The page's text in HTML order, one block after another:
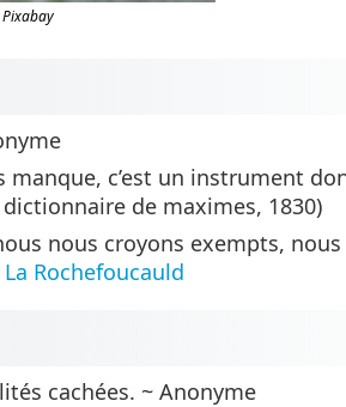
manque, c’est un instrument
de maximes, 1830)
nous croyons exempts,
Rochefoucauld
cachées. ~ Anonyme